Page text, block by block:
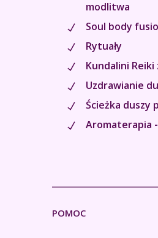
modlitwa
Soul body
Rytuały
Kundalini Reiki
Uzdrawianie
Ścieżka duszy
Aromaterapia
POMOC